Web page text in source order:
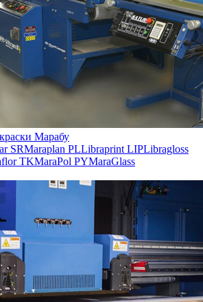
Марабу
SRMaraplan PLLibraprint LIPLibragloss
TKMaraPol PYMaraGlass